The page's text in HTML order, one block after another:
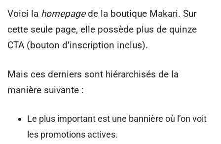
Voici la homepage de la boutique Makari. Sur
cette seule page, elle possède plus de quinze
CTA (bouton d’inscription inclus).
Mais ces derniers sont hiérarchisés de la
manière suivante :
Le plus important est une bannière où l’on voit
les promotions actives.